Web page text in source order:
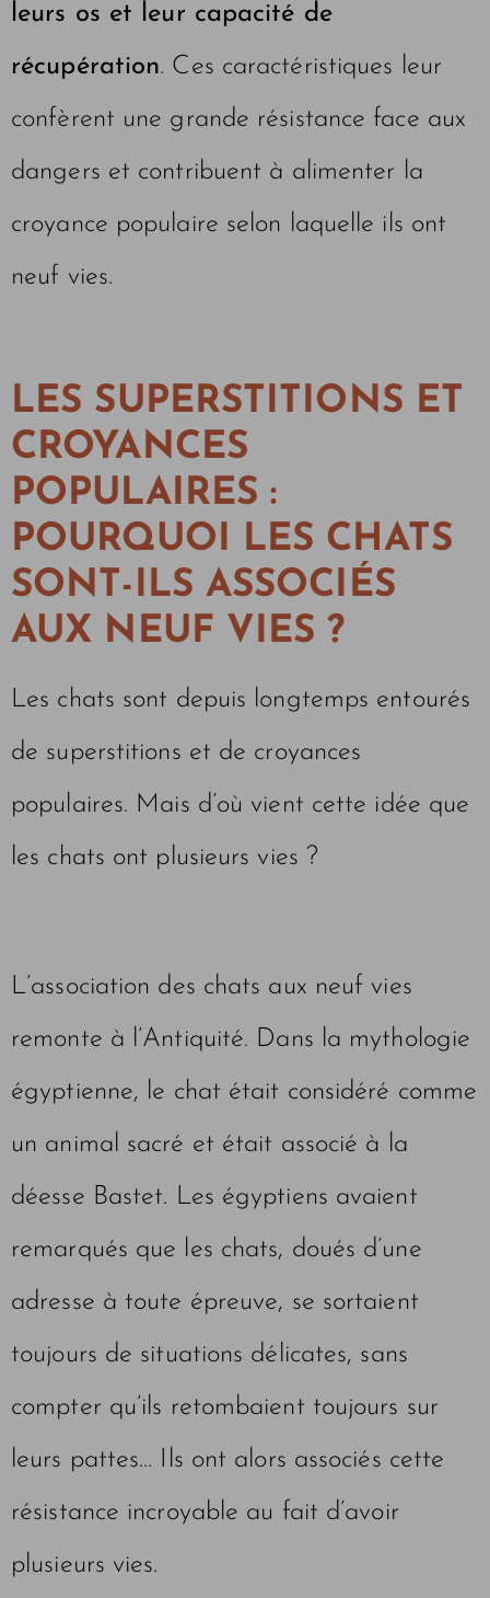
leurs os et leur capacité de
récupération. Ces caractéristiques leur
confèrent une grande résistance face aux
dangers et contribuent à alimenter la
croyance populaire selon laquelle ils ont
neuf vies.
LES SUPERSTITIONS ET
CROYANCES
POPULAIRES :
POURQUOI LES CHATS
SONT-ILS ASSOCIÉS
AUX NEUF VIES ?
Les chats sont depuis longtemps entourés
de superstitions et de croyances
populaires. Mais d’où vient cette idée que
les chats ont plusieurs vies ?
L’association des chats aux neuf vies
remonte à l’Antiquité. Dans la mythologie
égyptienne, le chat était considéré comme
un animal sacré et était associé à la
déesse Bastet. Les égyptiens avaient
remarqués que les chats, doués d’une
adresse à toute épreuve, se sortaient
toujours de situations délicates, sans
compter qu’ils retombaient toujours sur
leurs pattes… Ils ont alors associés cette
résistance incroyable au fait d’avoir
plusieurs vies.